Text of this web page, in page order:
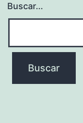
Buscar...